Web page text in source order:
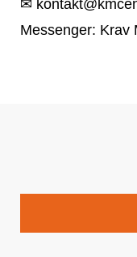
✉
Messenger: Krav